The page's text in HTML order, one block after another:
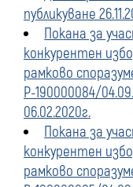
публикуване
Покана за
конкурентен
рамково
Р-190000084/
06.02.2020г.
Покана за
конкурентен
рамково